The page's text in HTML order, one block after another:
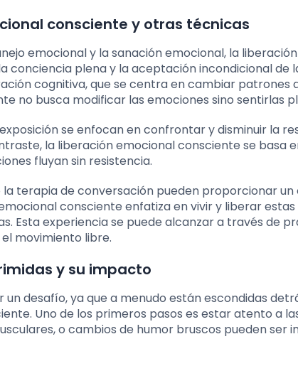
consciente y otras técnicas
emocional y la sanación emocional, la
conciencia plena y la aceptación incondicional de
cognitiva, que se centra en cambiar patrones
no busca modificar las emociones sino sentirlas
se enfocan en confrontar y disminuir la
la liberación emocional consciente se basa
fluyan sin resistencia.
terapia de conversación pueden proporcionar
consciente enfatiza en vivir y liberar
Esta experiencia se puede alcanzar a través de
movimiento libre.
y su impacto
desafío, ya que a menudo están escondidas
Uno de los primeros pasos es estar atento a
o cambios de humor bruscos pueden ser